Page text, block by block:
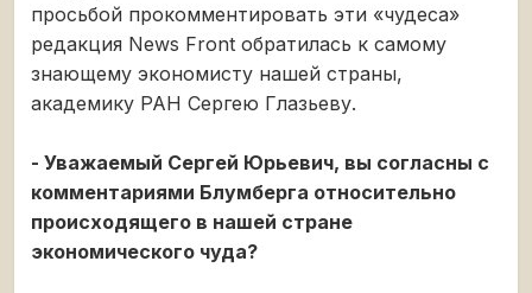
просьбой прокомментировать эти «чудеса»
редакция News Front обратилась к самому
знающему экономисту нашей страны,
академику РАН Сергею Глазьеву.
- Уважаемый Сергей Юрьевич, вы согласны с
комментариями Блумберга относительно
происходящего в нашей стране
экономического чуда?